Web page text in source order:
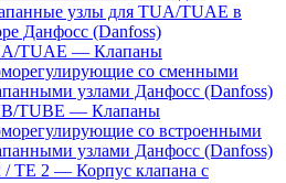
узлы для TUA/TUAE в
Данфосс (Danfoss)
TUAE — Клапаны
со сменными
узлами Данфосс (Danfoss)
TUBE — Клапаны
со встроенными
узлами Данфосс (Danfoss)
/ TE 2 — Корпус клапана с